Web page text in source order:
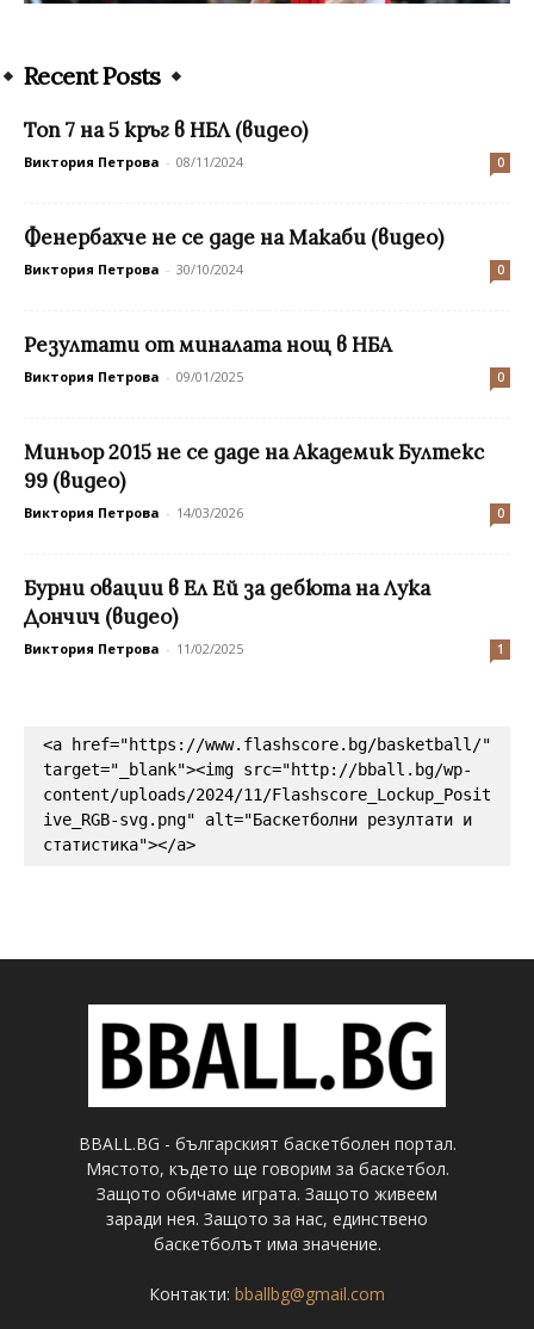
Recent Posts
Топ 7 на 5 кръг в НБЛ (видео)
Виктория Петрова - 08/11/2024 0
Фенербахче не се даде на Макаби (видео)
Виктория Петрова - 30/10/2024 0
Резултати от миналата нощ в НБА
Виктория Петрова - 09/01/2025 0
Миньор 2015 не се даде на Академик Бултекс
99 (видео)
Виктория Петрова - 14/03/2026 0
Бурни овации в Ел Ей за дебюта на Лука
Дончич (видео)
Виктория Петрова - 11/02/2025 1
<a href="https://www.flashscore.bg/basketball/"
target="_blank"><img src="http://bball.bg/wp-
content/uploads/2024/11/Flashscore_Lockup_Posit
ive_RGB-svg.png" alt="Баскетболни резултати и
статистика"></a>
BBALL.BG - българският баскетболен портал.
Мястото, където ще говорим за баскетбол.
Защото обичаме играта. Защото живеем
заради нея. Защото за нас, единствено
баскетболът има значение.
Контакти: bballbg@gmail.com